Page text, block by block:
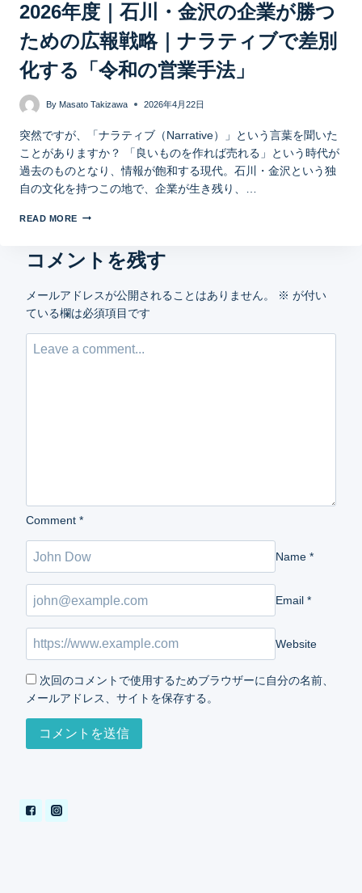
2026年度｜石川・金沢の企業が勝つ
ための広報戦略｜ナラティブで差別
化する「令和の営業手法」
By Masato Takizawa 2026年4月22日
突然ですが、「ナラティブ（Narrative）」という言葉を聞いた
ことがありますか？ 「良いものを作れば売れる」という時代が
過去のものとなり、情報が飽和する現代。石川・金沢という独
自の文化を持つこの地で、企業が生き残り、…
READ MORE
コメントを残す
メールアドレスが公開されることはありません。 ※ が付い
ている欄は必須項目です
Comment *
Name *
Email *
Website
次回のコメントで使用するためブラウザーに自分の名前、
メールアドレス、サイトを保存する。